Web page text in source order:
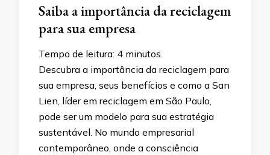
Saiba a importância da reciclagem
para sua empresa
Tempo de leitura: 4 minutos
Descubra a importância da reciclagem para
sua empresa, seus benefícios e como a San
Lien, líder em reciclagem em São Paulo,
pode ser um modelo para sua estratégia
sustentável. No mundo empresarial
contemporâneo, onde a consciência